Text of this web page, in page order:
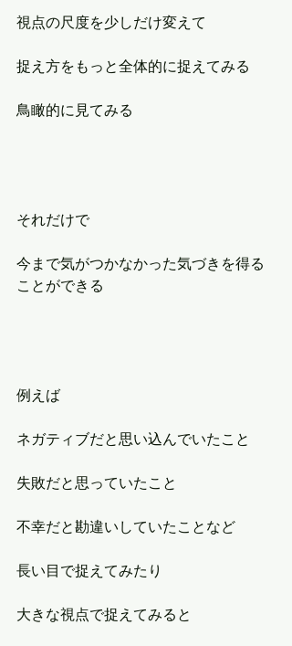
視点の尺度を少しだけ変えて
捉え方をもっと全体的に捉えてみる
鳥瞰的に見てみる
それだけで
今まで気がつかなかった気づきを得る
ことができる
例えば
ネガティブだと思い込んでいたこと
失敗だと思っていたこと
不幸だと勘違いしていたことなど
長い目で捉えてみたり
大きな視点で捉えてみると